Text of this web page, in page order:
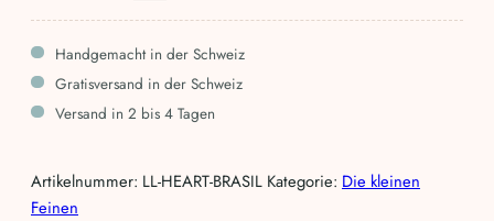
Handgemacht in der Schweiz
Gratisversand in der Schweiz
Versand in 2 bis 4 Tagen
Artikelnummer: LL-HEART-BRASIL Kategorie: Die kleinen
Feinen